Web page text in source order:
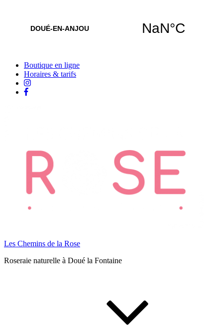
Boutique en ligne
Horaires & tarifs
Les Chemins de la Rose
Roseraie naturelle à Doué la Fontaine